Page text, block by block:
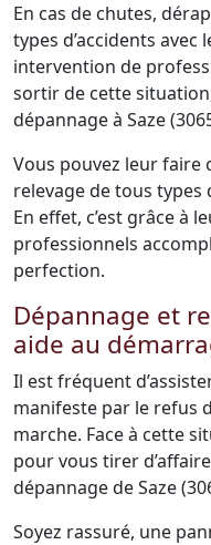
En cas de chutes,
types d’accidents
intervention de
sortir de cette
dépannage à Saze
Vous pouvez leur faire
relevage de tous types
En effet, c’est grâce à
professionnels
perfection.
Dépannage et
aide au
Il est fréquent
manifeste par le refus
marche. Face à cette
pour vous tirer
dépannage de Saze
Soyez rassuré, une